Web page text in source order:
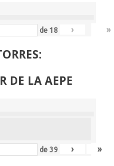
de18 › »
DE LA AEPE
de39 › »